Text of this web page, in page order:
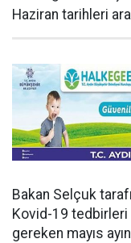
Haziran tarihleri
Bakan Selçuk
Kovid-19 tedbirleri
gereken mayıs